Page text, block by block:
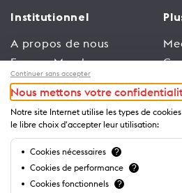
Institutionnel
A propos de nous
Espace Membres
Emploi
Conditions générales
d’utilisation
Politique de
confidentialité
Continuer sans accepter
Nous mettons votre
Notre site Internet utilise les types de
le libre choix d'accepter leur utilisation:
Cookies nécessaires ?
Cookies de performance ?
Cookies fonctionnels ?